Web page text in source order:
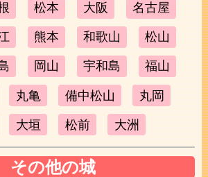
松本 大阪 名古屋
熊本 和歌山 松山
岡山 宇和島 福山
丸亀 備中松山 丸岡
大垣 松前 大洲
その他の城